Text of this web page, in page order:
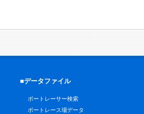
■データファイル
ボートレーサー検索
ボートレース場データ